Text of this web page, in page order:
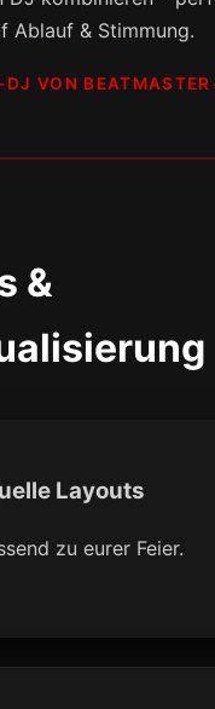
Ablauf & Stimmung.
VON BEATMASTER
&
Layouts
zu eurer Feier.